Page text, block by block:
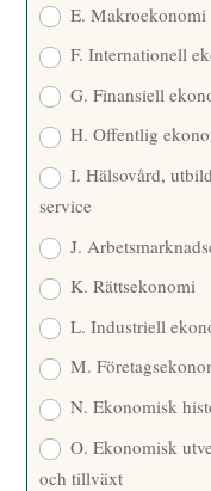
E.
F. Internationell
G. Finansiell
H. Offentlig
I. Hälsovård,
service
J.
K. Rättsekonomi
L. Industriell
M.
N. Ekonomisk
O. Ekonomisk
och tillväxt